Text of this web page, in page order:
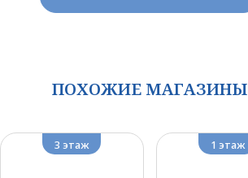
ПОХОЖИЕ МАГАЗИНЫ
3 этаж 1 этаж